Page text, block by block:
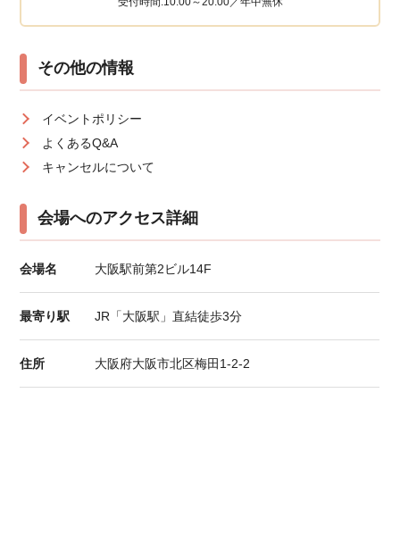
その他の情報
イベントポリシー
よくあるQ&A
キャンセルについて
会場へのアクセス詳細
会場名 大阪駅前第2ビル14F
最寄り駅 JR「大阪駅」直結徒歩3分
住所 大阪府大阪市北区梅田1-2-2